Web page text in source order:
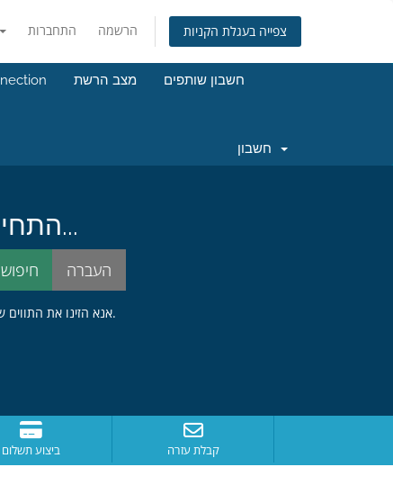
התחברות הרשמה צפייה בעגלת הקניות
מצב הרשת חשבון שותפים
התחילו בחיפוש אחרי שם הדומיין המושלם עבורכם...
אנא הזינו את התווים שאתם רואים בתמונה מטה לתוך תיבת הטקסט הרלוונטית. צעד זה נדרש כדי למנוע פתיחת פניות שלא לצורך.
ביצוע תשלום קבלת עזרה